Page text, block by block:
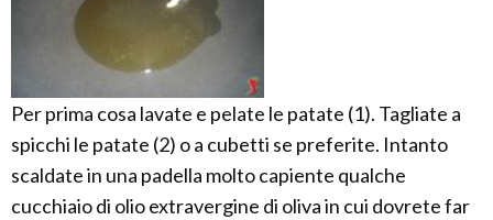
Per prima cosa lavate e pelate le patate (1). Tagliate a
spicchi le patate (2) o a cubetti se preferite. Intanto
scaldate in una padella molto capiente qualche
cucchiaio di olio extravergine di oliva in cui dovrete far